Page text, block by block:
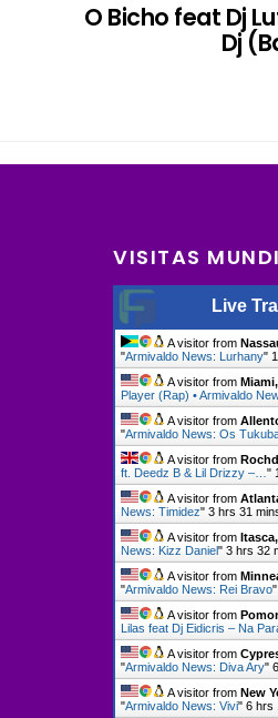
O Bicho feat Dj
Dj
VISITAS
Live
A visitor from
"Armivaldo News: Lurhany"
A visitor from
Player (Rap) • Armivaldo
A visitor from
"Armivaldo News: Os
A visitor from
ft. Deedz B & Lil Drizzy –… "
A visitor from
News: Timidez" 3 hrs 31
A visitor from
News: Kizz Daniel" 3 hrs 32
A visitor from
"Armivaldo News: Rei Bravo"
A visitor from
Lilas feat Dj Eidicris – Na
A visitor from
"Armivaldo News: Diva Ary"
A visitor from New
"Armivaldo News: Vivi" 6 hrs